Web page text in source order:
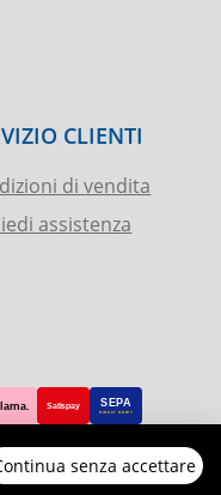
CLIENTI
di vendita
assistenza
senza accettare